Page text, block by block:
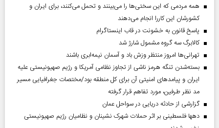
همه مردمی که این سختی‌ها را می‌بینند و تحمل می‌کنند، برای ایران و
کشورشان این کاررا انجام می‌دهند
پاسخ قانون به خشونت در قاب اینستاگرام
کالابرگ سه گروه مشمول شارژ شد
تهرانی‌ها امروز منتظر وزش باد و آسمان نیمه‌ابری باشند
بسته‌شدن تنگه هرمز ناشی از تجاوز نظامی آمریکا و رژیم صهیونیستی علیه
ایران و پیامد‌های امنیتی آن برای کل منطقه بود/مختصات جغرافیایی مسیر
مد نظر طرفین، مورد تفاهم قرار گرفته
گزارشی از حادثه دریایی در سواحل عمان
دهها فلسطینی بر اثر حملات شهرک نشینان و نظامیان رژیم صهیونیستی